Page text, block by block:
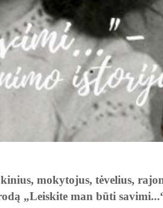
mokytojus, tėvelius,
„Leiskite man būti